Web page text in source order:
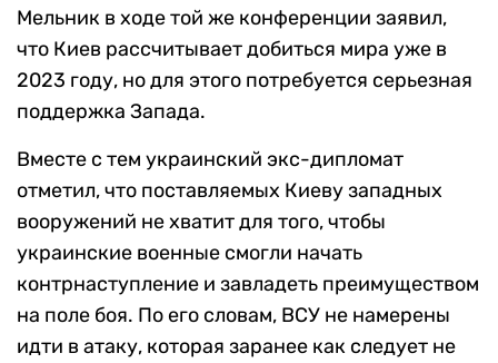
Мельник в ходе той же конференции заявил,
что Киев рассчитывает добиться мира уже в
2023 году, но для этого потребуется серьезная
поддержка Запада.
Вместе с тем украинский экс-дипломат
отметил, что поставляемых Киеву западных
вооружений не хватит для того, чтобы
украинские военные смогли начать
контрнаступление и завладеть преимуществом
на поле боя. По его словам, ВСУ не намерены
идти в атаку, которая заранее как следует не